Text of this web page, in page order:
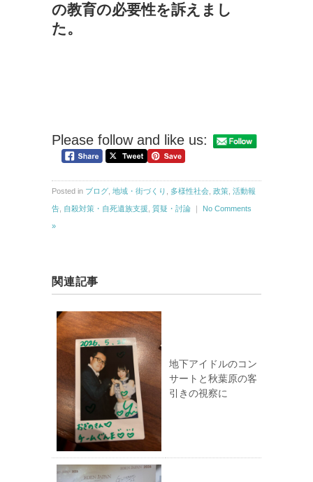
の教育の必要性を訴えまし
た。
Please follow and like us:
Posted in ブログ 地域・街づくり 多様性社会 政策 活動報
告 自殺対策・自死遺族支援 質疑・討論 ｜ No Comments
»
関連記事
地下アイドルのコン
サートと秋葉原の客
引きの視察に